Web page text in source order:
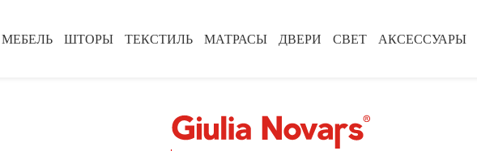
МЕБЕЛЬ ШТОРЫ ТЕКСТИЛЬ МАТРАСЫ ДВЕРИ СВЕТ АКСЕССУАРЫ